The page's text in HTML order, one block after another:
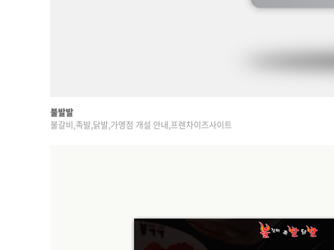
불발발
불갈비,족발,닭발,가맹점 개설 안내,프렌차이즈사이트